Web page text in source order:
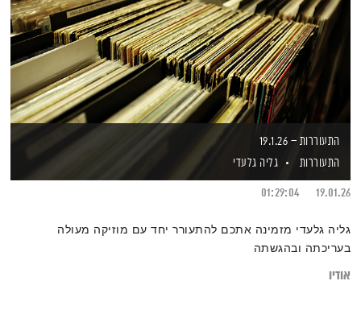
התעוררות – 19.1.26
התעוררות
גליה גלעדי
19.01.26
01:29:04
גליה גלעדי מזמינה אתכם להתעורר יחד עם מוזיקה מעולה
בעריכתה ובהגשתה
אודיו